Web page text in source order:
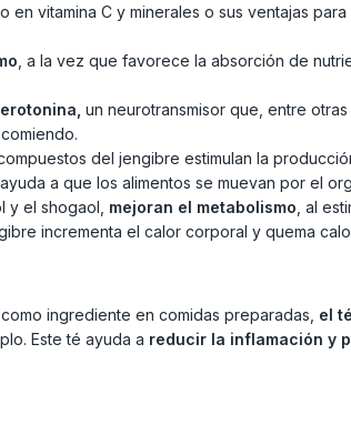
vitamina C y minerales o sus ventajas
, a la vez que favorece la absorción de
un neurotransmisor que, entre
del jengibre estimulan la
a que los alimentos se muevan por el
y el shogaol, mejoran el metabolismo , al
incrementa el calor corporal y quema
ingrediente en comidas preparadas, el
Este té ayuda a reducir la inflamación y